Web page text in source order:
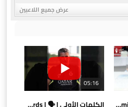
عرض جميع اللاعبين
05:16
الكلمات الأولى | 🗣 | First words AlSadd 4/1 AlDuhail - Semi-finals Amir Cup 2026 #السد/ الدحيل